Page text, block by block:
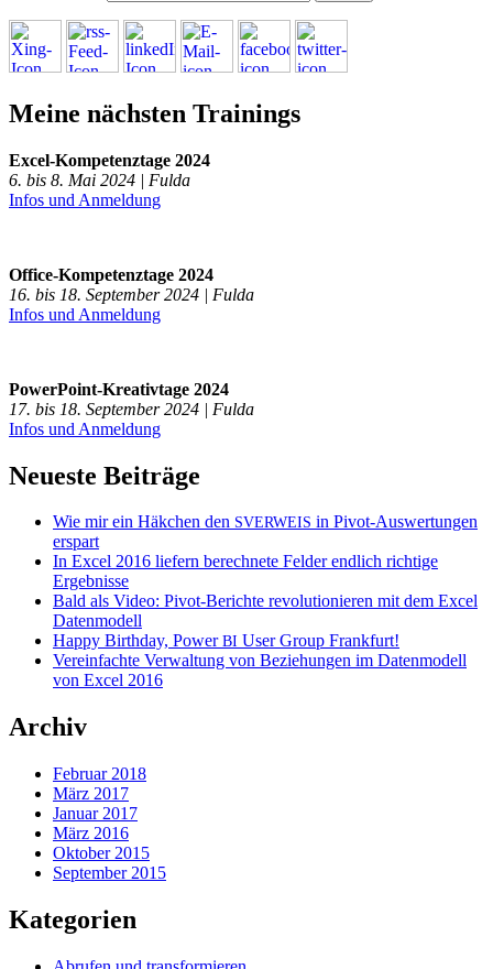
Meine nächsten Trainings
Excel-Kompetenztage 2024
6. bis 8. Mai 2024 | Fulda
Infos und Anmeldung
Office-Kompetenztage 2024
16. bis 18. September 2024 | Fulda
Infos und Anmeldung
PowerPoint-Kreativtage 2024
17. bis 18. September 2024 | Fulda
Infos und Anmeldung
Neueste Beiträge
Wie mir ein Häkchen den SVERWEIS in Pivot-Auswertungen
erspart
In Excel 2016 liefern berechnete Felder endlich richtige
Ergebnisse
Bald als Video: Pivot-Berichte revolutionieren mit dem Excel
Datenmodell
Happy Birthday, PowerBI User Group Frankfurt!
Vereinfachte Verwaltung von Beziehungen im Datenmodell
von Excel 2016
Archiv
Februar 2018
März 2017
Januar 2017
März 2016
Oktober 2015
September 2015
Kategorien